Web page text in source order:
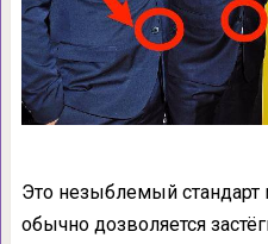
Это незыблемый
обычно дозволяется